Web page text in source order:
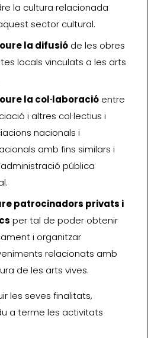
la cultura relacionada
sector cultural.
la difusióde les obres
locals vinculats a les arts
la col·laboracióentre
i altres col·lectius i
nacionals i
amb fins similars i
pública
patrocinadors privats i
per tal de poder obtenir
i organitzar
relacionats amb
de les arts vives.
les seves finalitats,
a terme les activitats